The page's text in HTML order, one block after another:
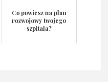
Co powiesz na plan
rozwojowy twojego
szpitala?